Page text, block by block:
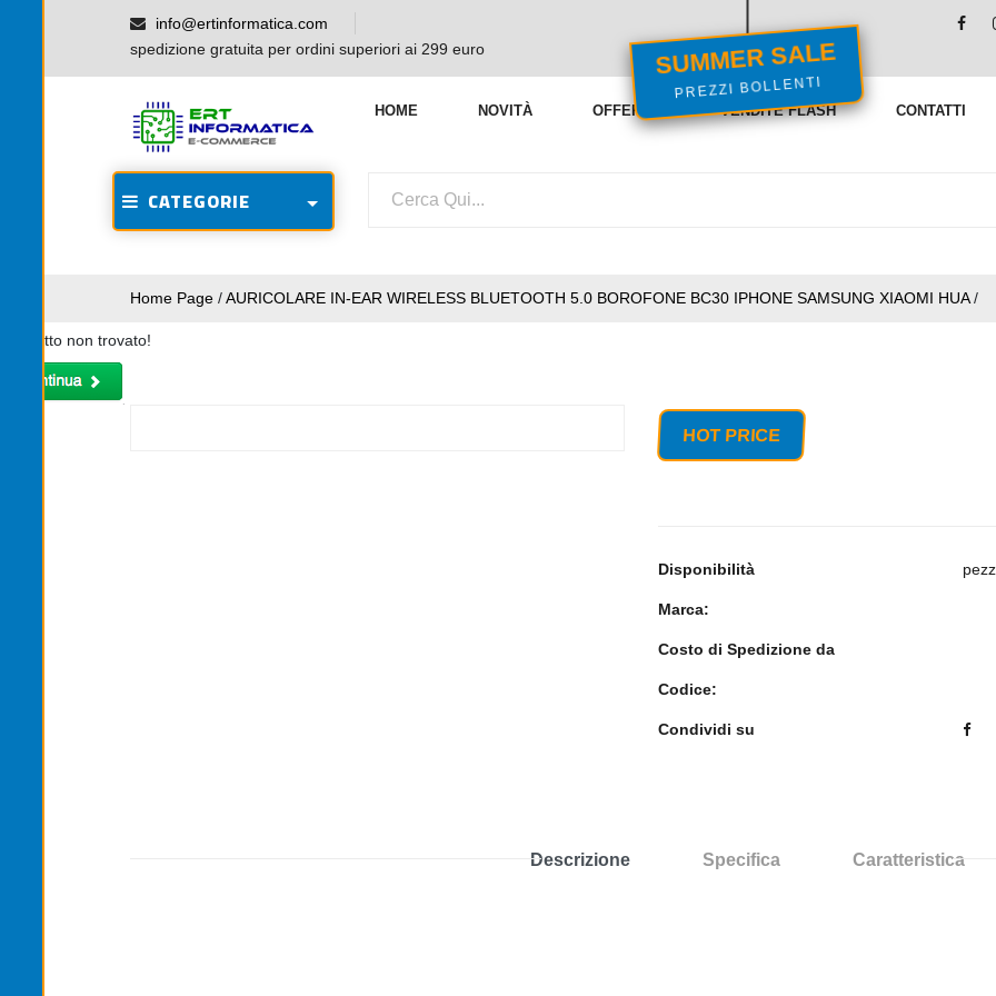
SUMMER SALE
PREZZI BOLLENTI
info@ertinformatica.com
spedizione gratuita per ordini superiori ai 299 euro
HOME NOVITÀ OFFERTE VENDITE FLASH CONTATTI
CATEGORIE
Home Page /AURICOLARE IN-EAR WIRELESS BLUETOOTH 5.0 BOROFONE BC30 IPHONE SAMSUNG XIAOMI HUA/
Prodotto non trovato!
HOT PRICE
Disponibilità
Marca:
Costo di Spedizione da
Codice:
Condividi su
Descrizione Specifica Caratteristica